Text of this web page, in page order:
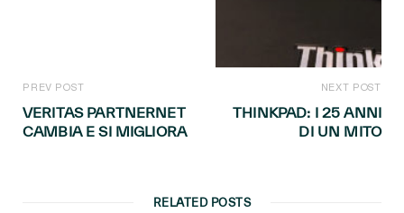
PREV POST
VERITAS PARTNERNET
CAMBIA E SI MIGLIORA
NEXT POST
THINKPAD: I 25 ANNI
DI UN MITO
RELATED POSTS